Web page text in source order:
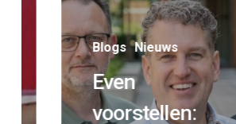
Blogs Nieuws
Even
voorstellen: